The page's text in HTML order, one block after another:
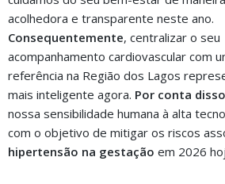
acolhedora e transparente neste ano.
Consequentemente, centralizar o seu
acompanhamento cardiovascular com
referência na Região dos Lagos
mais inteligente agora. Por conta disso
nossa sensibilidade humana à alta
com o objetivo de mitigar os riscos
hipertensão na gestação em 2026